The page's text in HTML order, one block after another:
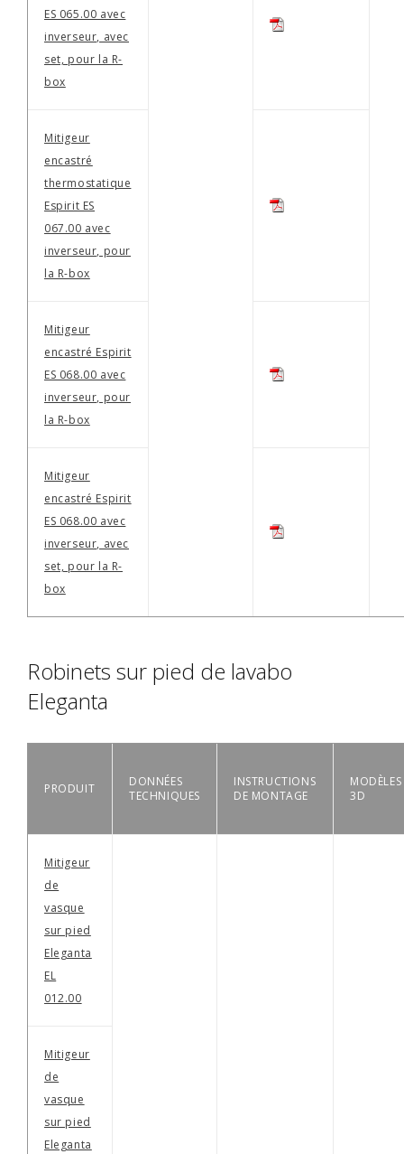
ES 065.00 avec
inverseur, avec
set, pour la R-
box
Mitigeur
encastré
thermostatique
Espirit ES
067.00 avec
inverseur, pour
la R-box
Mitigeur
encastré Espirit
ES 068.00 avec
inverseur, pour
la R-box
Mitigeur
encastré Espirit
ES 068.00 avec
inverseur, avec
set, pour la R-
box
Robinets sur pied de lavabo
Eleganta
PRODUIT
DONNÉES
TECHNIQUES
INSTRUCTIONS
DE MONTAGE
MODÈLES
3D
Mitigeur
de
vasque
sur pied
Eleganta
EL
012.00
Mitigeur
de
vasque
sur pied
Eleganta